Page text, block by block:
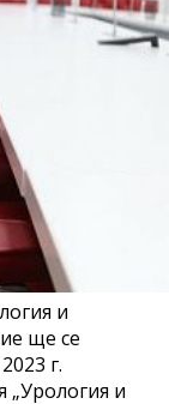
и
ще се
г.
и